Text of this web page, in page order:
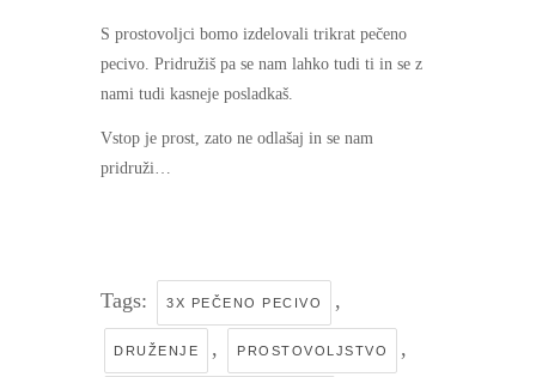
S prostovoljci bomo izdelovali trikrat pečeno
pecivo. Pridružiš pa se nam lahko tudi ti in se z
nami tudi kasneje posladkaš.
Vstop je prost, zato ne odlašaj in se nam
pridruži…
Tags: 3X PEČENO PECIVO ,
DRUŽENJE , PROSTOVOLJSTVO ,